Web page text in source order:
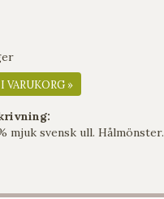
VARUKORG »
mjuk svensk ull. Hålmönster.